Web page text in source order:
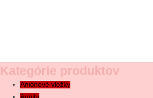
Aunity
Éterické oleje AUNITY
Aura spreje